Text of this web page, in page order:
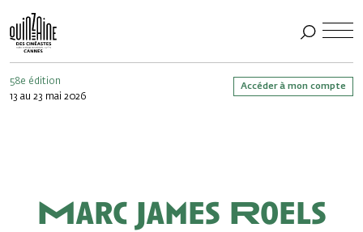
58e édition
13 au 23 mai 2026
Accéder à mon compte
Marc James Roels